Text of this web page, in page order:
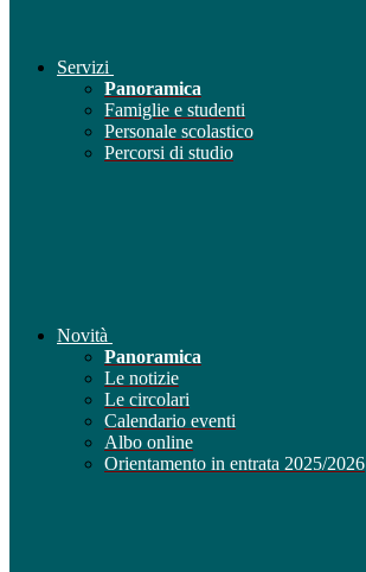
Servizi
Panoramica
Famiglie e studenti
Personale scolastico
Percorsi di studio
Novità
Panoramica
Le notizie
Le circolari
Calendario eventi
Albo online
Orientamento in entrata 2025/2026